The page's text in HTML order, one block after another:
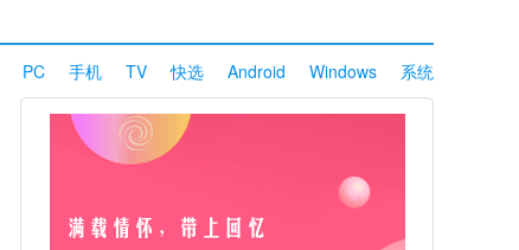
PC 手机 TV 快选 Android Windows 系统